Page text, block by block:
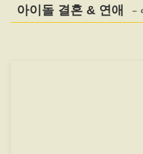
아이돌 결혼 & 연애 –